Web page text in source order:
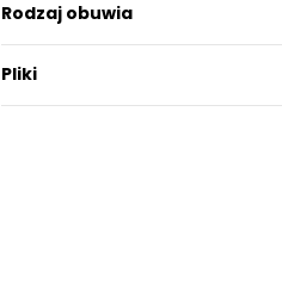
Rodzaj obuwia
Pliki